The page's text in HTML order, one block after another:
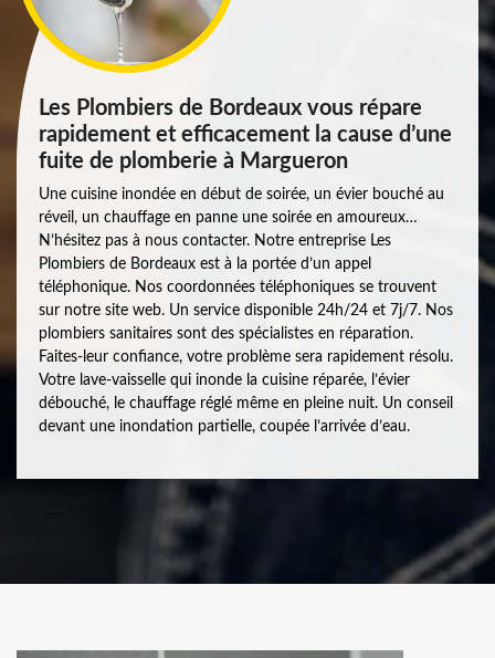
Les Plombiers de Bordeaux vous répare
rapidement et efficacement la cause d’une
fuite de plomberie à Margueron
Une cuisine inondée en début de soirée, un évier bouché au
réveil, un chauffage en panne une soirée en amoureux…
N’hésitez pas à nous contacter. Notre entreprise Les
Plombiers de Bordeaux est à la portée d’un appel
téléphonique. Nos coordonnées téléphoniques se trouvent
sur notre site web. Un service disponible 24h/24 et 7j/7. Nos
plombiers sanitaires sont des spécialistes en réparation.
Faites-leur confiance, votre problème sera rapidement résolu.
Votre lave-vaisselle qui inonde la cuisine réparée, l’évier
débouché, le chauffage réglé même en pleine nuit. Un conseil
devant une inondation partielle, coupée l’arrivée d’eau.